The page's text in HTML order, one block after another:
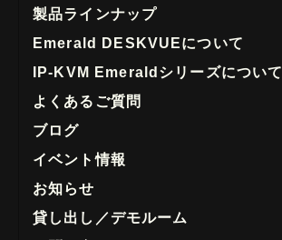
製品ラインナップ
Emerald DESKVUEについて
IP-KVM Emeraldシリーズについて
よくあるご質問
ブログ
イベント情報
お知らせ
貸し出し／デモルーム